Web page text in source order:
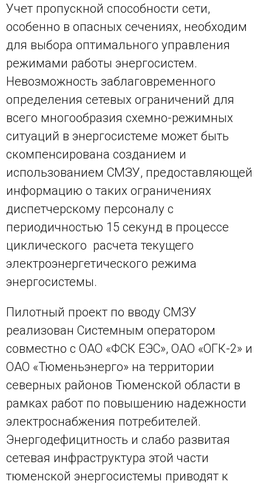
Учет пропускной способности сети,
особенно в опасных сечениях, необходим
для выбора оптимального управления
режимами работы энергосистем.
Невозможность заблаговременного
определения сетевых ограничений для
всего многообразия схемно-режимных
ситуаций в энергосистеме может быть
скомпенсирована созданием и
использованием СМЗУ, предоставляющей
информацию о таких ограничениях
диспетчерскому персоналу с
периодичностью 15 секунд в процессе
циклического расчета текущего
электроэнергетического режима
энергосистемы.
Пилотный проект по вводу СМЗУ
реализован Системным оператором
совместно с ОАО «ФСК ЕЭС», ОАО «ОГК-2» и
ОАО «Тюменьэнерго» на территории
северных районов Тюменской области в
рамках работ по повышению надежности
электроснабжения потребителей.
Энергодефицитность и слабо развитая
сетевая инфраструктура этой части
тюменской энергосистемы приводят к